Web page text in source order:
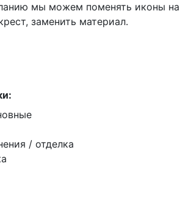
мы можем поменять иконы на
заменить материал.
/ отделка